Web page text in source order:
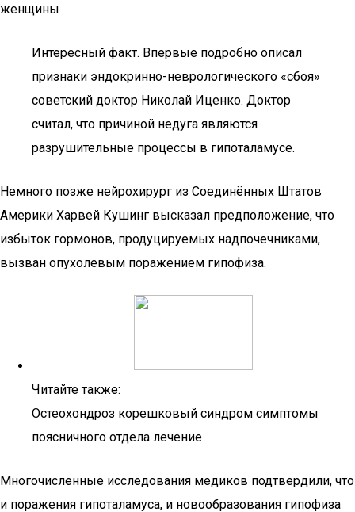
женщины
Интересный факт. Впервые подробно описал
признаки эндокринно-неврологического «сбоя»
советский доктор Николай Иценко. Доктор
считал, что причиной недуга являются
разрушительные процессы в гипоталамусе.
Немного позже нейрохирург из Соединённых Штатов
Америки Харвей Кушинг высказал предположение, что
избыток гормонов, продуцируемых надпочечниками,
вызван опухолевым поражением гипофиза.
Читайте также:
Остеохондроз корешковый синдром симптомы
поясничного отдела лечение
Многочисленные исследования медиков подтвердили, что
и поражения гипоталамуса, и новообразования гипофиза